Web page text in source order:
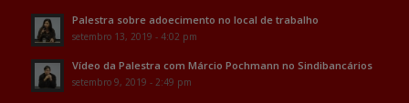
Palestra sobre adoecimento no local de trabalho
setembro 13, 2019 - 4:02 pm
Vídeo da Palestra com Márcio Pochmann no Sindibancários
setembro 9, 2019 - 2:49 pm